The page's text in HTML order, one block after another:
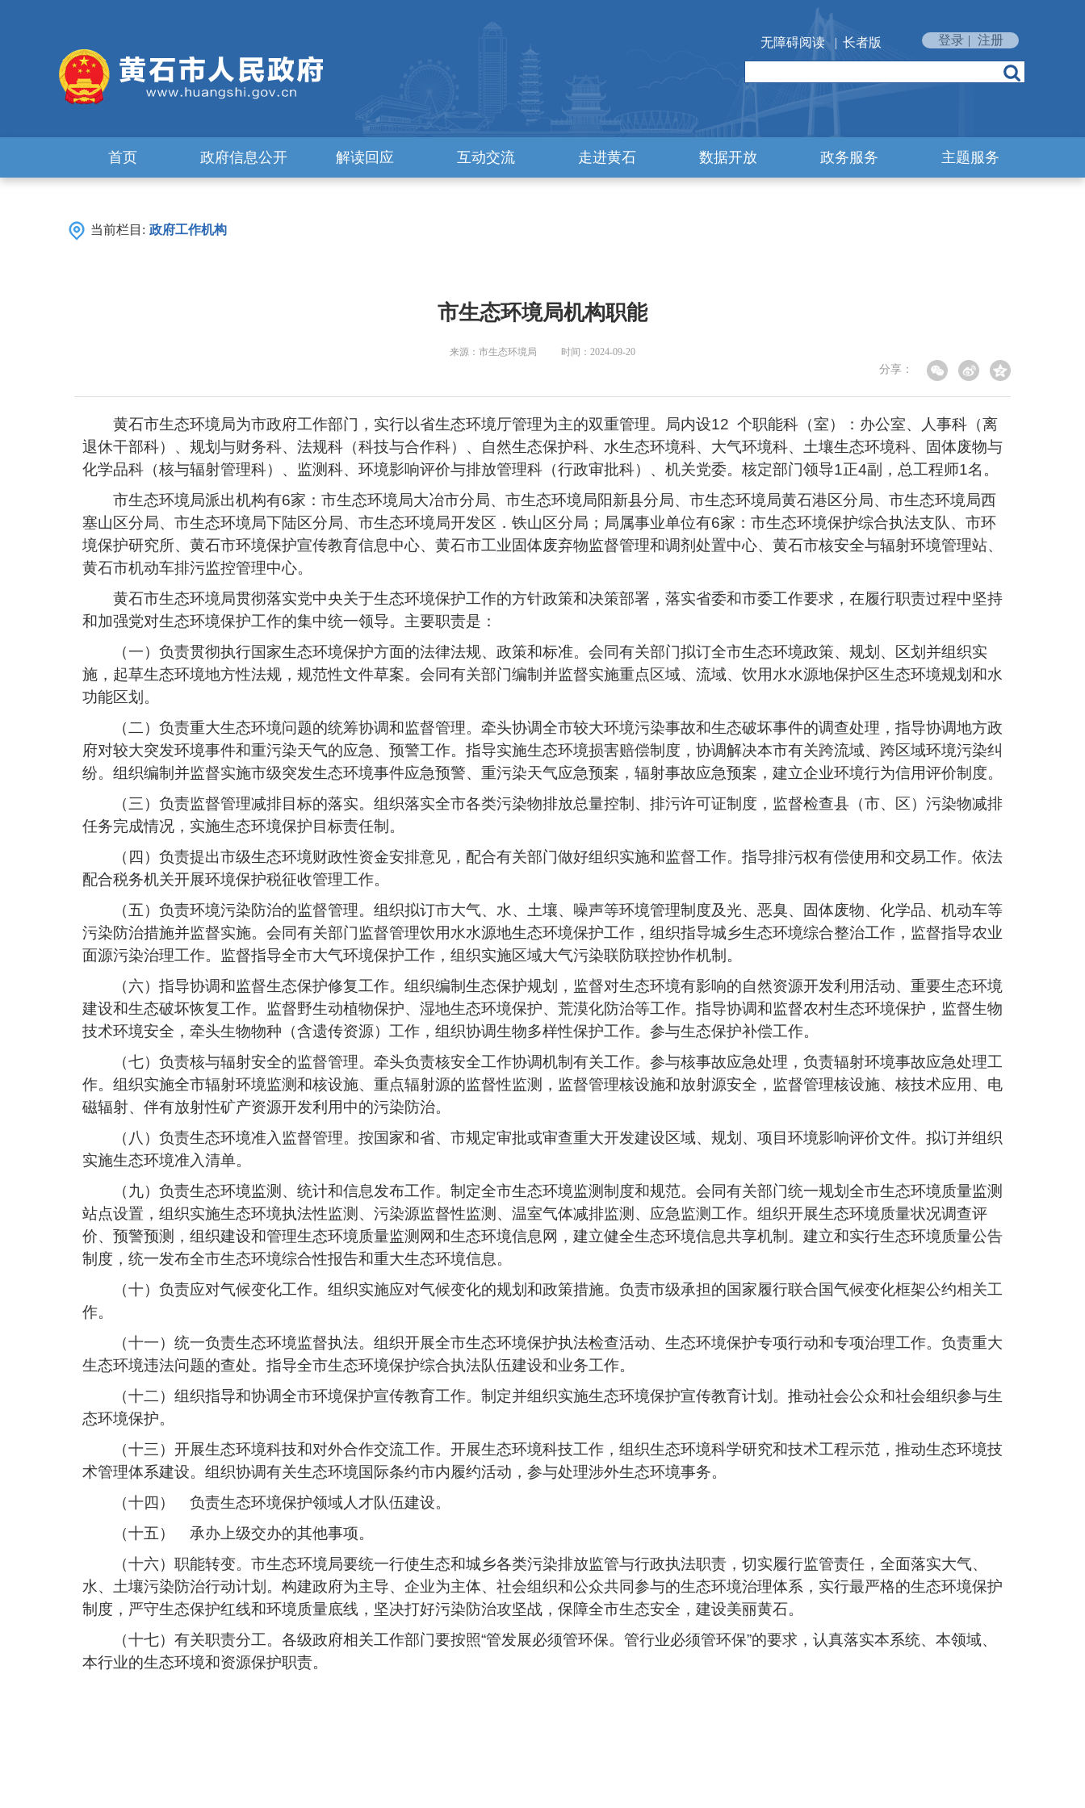
无障碍阅读 | 长者版 登录 | 注册
首页 政府信息公开 解读回应 互动交流 走进黄石 数据开放 政务服务 主题服务
当前栏目: 政府工作机构
市生态环境局机构职能
来源：市生态环境局 时间：2024-09-20
分享：
黄石市生态环境局为市政府工作部门，实行以省生态环境厅管理为主的双重管理。局内设12 个职能科（室）：办公室、人事科（离
退休干部科）、规划与财务科、法规科（科技与合作科）、自然生态保护科、水生态环境科、大气环境科、土壤生态环境科、固体废物与
化学品科（核与辐射管理科）、监测科、环境影响评价与排放管理科（行政审批科）、机关党委。核定部门领导1正4副，总工程师1名。
市生态环境局派出机构有6家：市生态环境局大冶市分局、市生态环境局阳新县分局、市生态环境局黄石港区分局、市生态环境局西
塞山区分局、市生态环境局下陆区分局、市生态环境局开发区．铁山区分局；局属事业单位有6家：市生态环境保护综合执法支队、市环
境保护研究所、黄石市环境保护宣传教育信息中心、黄石市工业固体废弃物监督管理和调剂处置中心、黄石市核安全与辐射环境管理站、
黄石市机动车排污监控管理中心。
黄石市生态环境局贯彻落实党中央关于生态环境保护工作的方针政策和决策部署，落实省委和市委工作要求，在履行职责过程中坚持
和加强党对生态环境保护工作的集中统一领导。主要职责是：
（一）负责贯彻执行国家生态环境保护方面的法律法规、政策和标准。会同有关部门拟订全市生态环境政策、规划、区划并组织实
施，起草生态环境地方性法规，规范性文件草案。会同有关部门编制并监督实施重点区域、流域、饮用水水源地保护区生态环境规划和水
功能区划。
（二）负责重大生态环境问题的统筹协调和监督管理。牵头协调全市较大环境污染事故和生态破坏事件的调查处理，指导协调地方政
府对较大突发环境事件和重污染天气的应急、预警工作。指导实施生态环境损害赔偿制度，协调解决本市有关跨流域、跨区域环境污染纠
纷。组织编制并监督实施市级突发生态环境事件应急预警、重污染天气应急预案，辐射事故应急预案，建立企业环境行为信用评价制度。
（三）负责监督管理减排目标的落实。组织落实全市各类污染物排放总量控制、排污许可证制度，监督检查县（市、区）污染物减排
任务完成情况，实施生态环境保护目标责任制。
（四）负责提出市级生态环境财政性资金安排意见，配合有关部门做好组织实施和监督工作。指导排污权有偿使用和交易工作。依法
配合税务机关开展环境保护税征收管理工作。
（五）负责环境污染防治的监督管理。组织拟订市大气、水、土壤、噪声等环境管理制度及光、恶臭、固体废物、化学品、机动车等
污染防治措施并监督实施。会同有关部门监督管理饮用水水源地生态环境保护工作，组织指导城乡生态环境综合整治工作，监督指导农业
面源污染治理工作。监督指导全市大气环境保护工作，组织实施区域大气污染联防联控协作机制。
（六）指导协调和监督生态保护修复工作。组织编制生态保护规划，监督对生态环境有影响的自然资源开发利用活动、重要生态环境
建设和生态破坏恢复工作。监督野生动植物保护、湿地生态环境保护、荒漠化防治等工作。指导协调和监督农村生态环境保护，监督生物
技术环境安全，牵头生物物种（含遗传资源）工作，组织协调生物多样性保护工作。参与生态保护补偿工作。
（七）负责核与辐射安全的监督管理。牵头负责核安全工作协调机制有关工作。参与核事故应急处理，负责辐射环境事故应急处理工
作。组织实施全市辐射环境监测和核设施、重点辐射源的监督性监测，监督管理核设施和放射源安全，监督管理核设施、核技术应用、电
磁辐射、伴有放射性矿产资源开发利用中的污染防治。
（八）负责生态环境准入监督管理。按国家和省、市规定审批或审查重大开发建设区域、规划、项目环境影响评价文件。拟订并组织
实施生态环境准入清单。
（九）负责生态环境监测、统计和信息发布工作。制定全市生态环境监测制度和规范。会同有关部门统一规划全市生态环境质量监测
站点设置，组织实施生态环境执法性监测、污染源监督性监测、温室气体减排监测、应急监测工作。组织开展生态环境质量状况调查评
价、预警预测，组织建设和管理生态环境质量监测网和生态环境信息网，建立健全生态环境信息共享机制。建立和实行生态环境质量公告
制度，统一发布全市生态环境综合性报告和重大生态环境信息。
（十）负责应对气候变化工作。组织实施应对气候变化的规划和政策措施。负责市级承担的国家履行联合国气候变化框架公约相关工
作。
（十一）统一负责生态环境监督执法。组织开展全市生态环境保护执法检查活动、生态环境保护专项行动和专项治理工作。负责重大
生态环境违法问题的查处。指导全市生态环境保护综合执法队伍建设和业务工作。
（十二）组织指导和协调全市环境保护宣传教育工作。制定并组织实施生态环境保护宣传教育计划。推动社会公众和社会组织参与生
态环境保护。
（十三）开展生态环境科技和对外合作交流工作。开展生态环境科技工作，组织生态环境科学研究和技术工程示范，推动生态环境技
术管理体系建设。组织协调有关生态环境国际条约市内履约活动，参与处理涉外生态环境事务。
（十四） 负责生态环境保护领域人才队伍建设。
（十五） 承办上级交办的其他事项。
（十六）职能转变。市生态环境局要统一行使生态和城乡各类污染排放监管与行政执法职责，切实履行监管责任，全面落实大气、
水、土壤污染防治行动计划。构建政府为主导、企业为主体、社会组织和公众共同参与的生态环境治理体系，实行最严格的生态环境保护
制度，严守生态保护红线和环境质量底线，坚决打好污染防治攻坚战，保障全市生态安全，建设美丽黄石。
（十七）有关职责分工。各级政府相关工作部门要按照“管发展必须管环保。管行业必须管环保”的要求，认真落实本系统、本领域、
本行业的生态环境和资源保护职责。